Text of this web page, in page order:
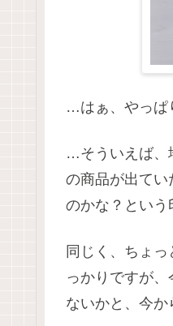
…はぁ、やっぱ
…そういえば、
の商品が出て
のかな？という
同じく、ちょ
っかりですが
ないかと、今か